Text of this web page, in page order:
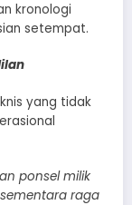
kronologi
setempat.
yang tidak
ponsel milik
raga